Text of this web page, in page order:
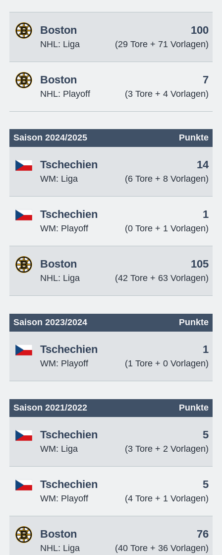
Boston
NHL: Liga
100
(29 Tore + 71 Vorlagen)
Boston
NHL: Playoff
7
(3 Tore + 4 Vorlagen)
Saison 2024/2025 Punkte
Tschechien
WM: Liga
14
(6 Tore + 8 Vorlagen)
Tschechien
WM: Playoff
1
(0 Tore + 1 Vorlagen)
Boston
NHL: Liga
105
(42 Tore + 63 Vorlagen)
Saison 2023/2024 Punkte
Tschechien
WM: Playoff
1
(1 Tore + 0 Vorlagen)
Saison 2021/2022 Punkte
Tschechien
WM: Liga
5
(3 Tore + 2 Vorlagen)
Tschechien
WM: Playoff
5
(4 Tore + 1 Vorlagen)
Boston
NHL: Liga
76
(40 Tore + 36 Vorlagen)